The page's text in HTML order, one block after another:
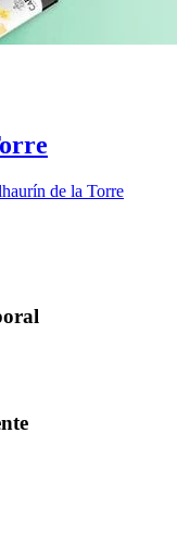
de la Torre